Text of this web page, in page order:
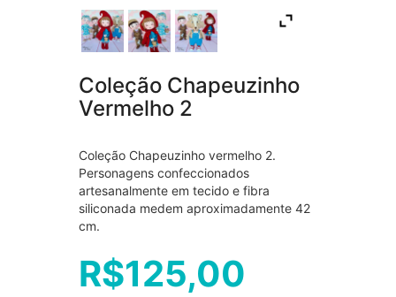
Coleção Chapeuzinho
Vermelho 2
Coleção Chapeuzinho vermelho 2.
Personagens confeccionados
artesanalmente em tecido e fibra
siliconada medem aproximadamente 42
cm.
R$125,00